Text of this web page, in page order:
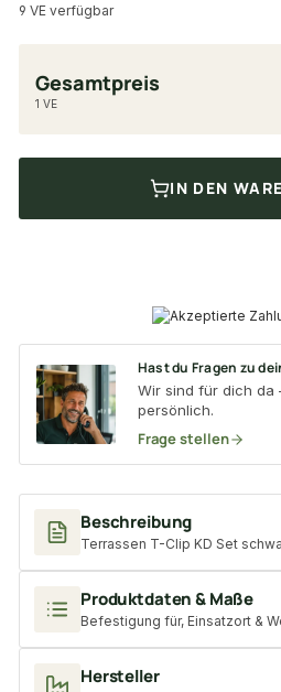
Beschreibung
Terrassen T-Clip KD Set
Produktdaten & Maße
Befestigung für, Einsatzort &
Hersteller
9 VE verfügbar
Gesamtpreis
1 VE
IN DEN
Hast du Fragen zu
Wir sind für dich da
persönlich.
Frage stellen